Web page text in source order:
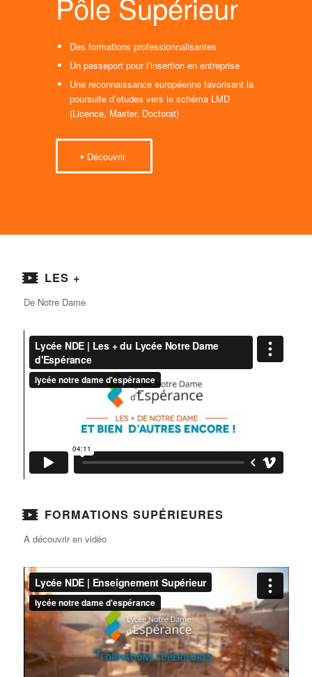
Des formations professionnalisantes
Un passeport pour l’insertion en entreprise
Une reconnaissance européenne favorisant la
poursuite d’etudes vers le schéma LMD
(Licence, Master, Doctorat)
Découvrir
LES +
De Notre Dame
FORMATIONS SUPÉRIEURES
A découvrir en vidéo